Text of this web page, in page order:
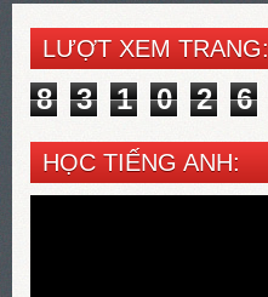
LƯỢT XEM TRANG:
8 3 1 0 2 6
HỌC TIẾNG ANH: